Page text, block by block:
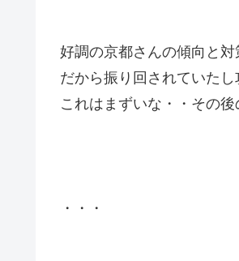
好調の京都さんの傾向と対
だから振り回されていた
これはまずいな・・その
・・・